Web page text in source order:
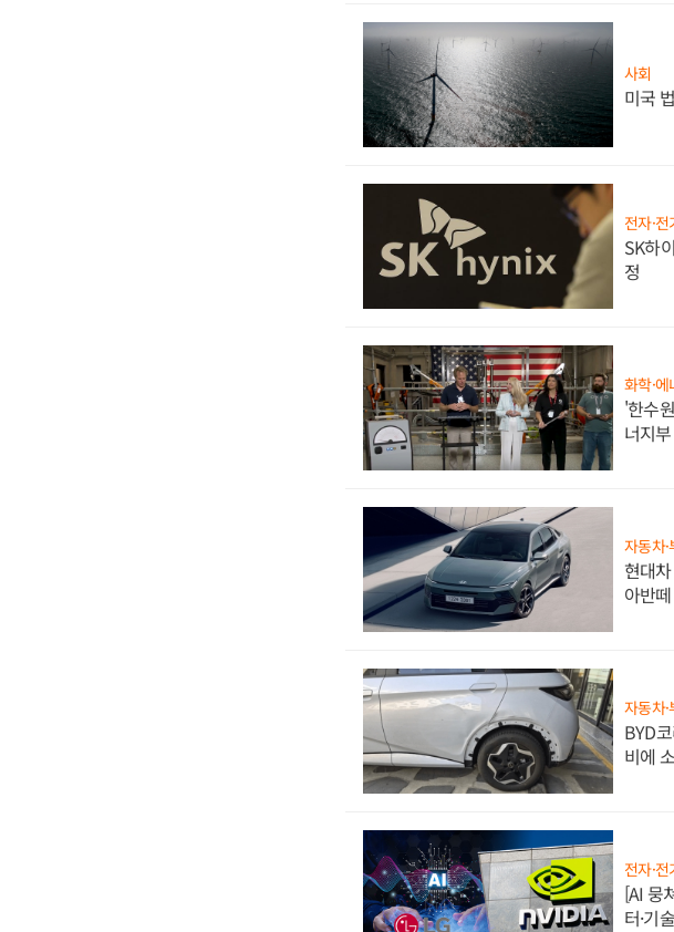
사회
미국
전자·
SK하
정
화학·에
'한수
너지
자동차
현대
아반
자동차
BYD
비에
전자·
[AI 뭉
터·기